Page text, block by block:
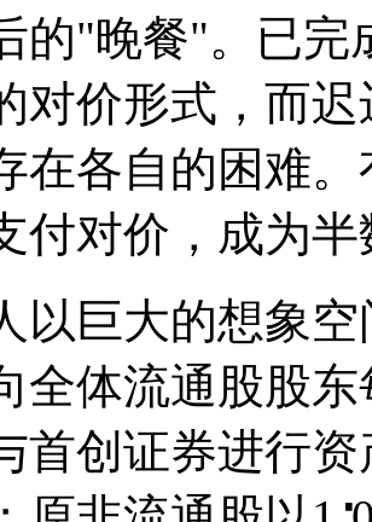
的"晚餐"。已完
对价形式，而
在各自的困难
付对价，成为
以巨大的想象
全体流通股股
首创证券进行